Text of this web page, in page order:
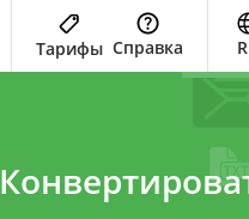
Тарифы Справка